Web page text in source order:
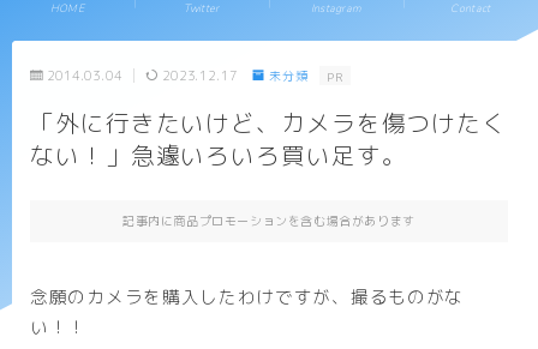
HOME
お知らせ
新着記事一覧
プロフィール
コンタクト
HOME Twitter Instagram Contact
2014.03.04 2023.12.17 未分類 PR
「外に行きたいけど、カメラを傷つけたく
ない！」急遽いろいろ買い足す。
記事内に商品プロモーションを含む場合があります
念願のカメラを購入したわけですが、撮るものがな
い！！